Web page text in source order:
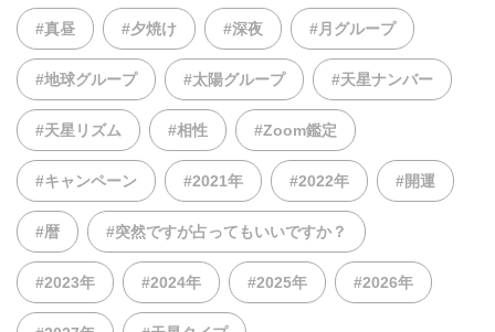
#真昼 #夕焼け #深夜 #月グループ
#地球グループ #太陽グループ #天星ナンバー
#天星リズム #相性 #Zoom鑑定
#キャンペーン #2021年 #2022年 #開運
#暦 #突然ですが占ってもいいですか？
#2023年 #2024年 #2025年 #2026年